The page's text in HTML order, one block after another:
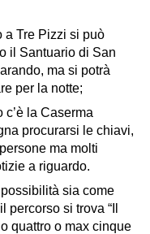
a Tre Pizzi si può
il Santuario di San
ma si potrà
per la notte;
la Caserma
procurarsi le chiavi,
ma molti
a riguardo.
sia come
si trova “Il
quattro o max cinque